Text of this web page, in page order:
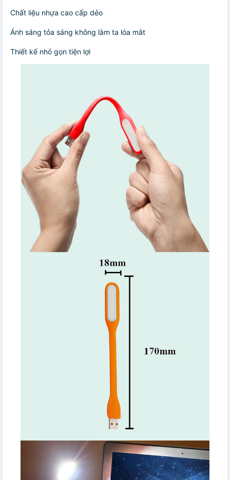
Chất liệu nhựa cao cấp dẻo
Ánh sáng tỏa sáng không làm ta lóa mắt
Thiết kế nhỏ gọn tiện lợi